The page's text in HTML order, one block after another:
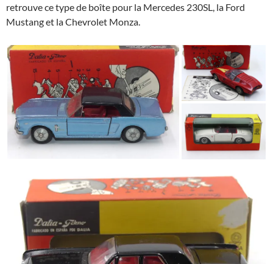
retrouve ce type de boîte pour la Mercedes 230SL, la Ford
Mustang et la Chevrolet Monza.